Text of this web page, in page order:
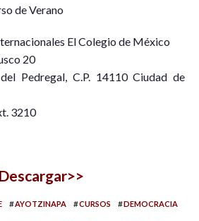
de Verano
El Colegio de México
20
Pedregal, C.P. 14110 Ciudad de
3210
Descargar>>
#AYOTZINAPA #CURSOS #DEMOCRACIA